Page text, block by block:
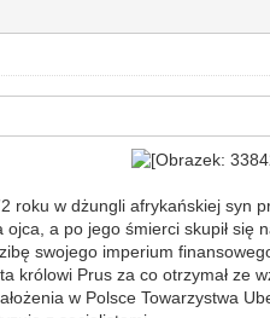
roku w dżungli afrykańskiej syn
ojca, a po jego śmierci skupił
swojego imperium
królowi Prus za co otrzymał ze
w Polsce Towarzystwa